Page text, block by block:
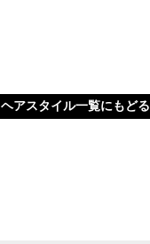
ヘアスタイル一覧にもどる